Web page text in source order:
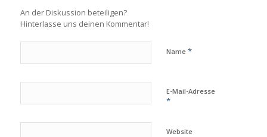
An der Diskussion beteiligen?
Hinterlasse uns deinen Kommentar!
Name *
E-Mail-Adresse
*
Website